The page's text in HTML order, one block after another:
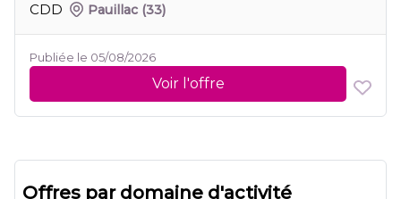
CDD Pauillac (33)
Publiée le 05/08/2026
Voir l'offre
Offres par domaine d'activité